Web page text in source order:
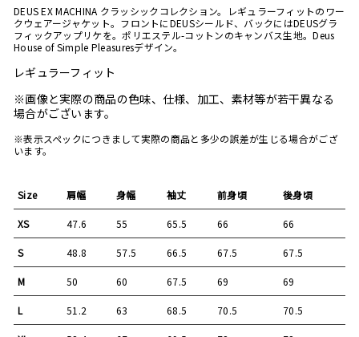
DEUS EX MACHINA クラッシックコレクション。レギュラーフィットのワー
クウェアージャケット。フロントにDEUSシールド、バックにはDEUSグラ
フィックアップリケを。ポリエステル-コットンのキャンバス生地。Deus
House of Simple Pleasuresデザイン。
レギュラーフィット
※画像と実際の商品の色味、仕様、加工、素材等が若干異なる
場合がございます。
※表示スペックにつきまして実際の商品と多少の誤差が生じる場合がござ
います。
Size 肩幅 身幅 袖丈 前身頃 後身頃
XS 47.6 55 65.5 66 66
S 48.8 57.5 66.5 67.5 67.5
M 50 60 67.5 69 69
L 51.2 63 68.5 70.5 70.5